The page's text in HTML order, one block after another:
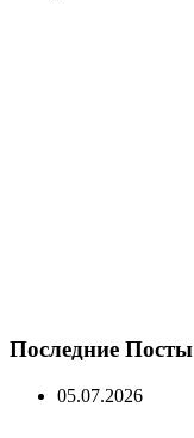
Последние Посты
05.07.2026